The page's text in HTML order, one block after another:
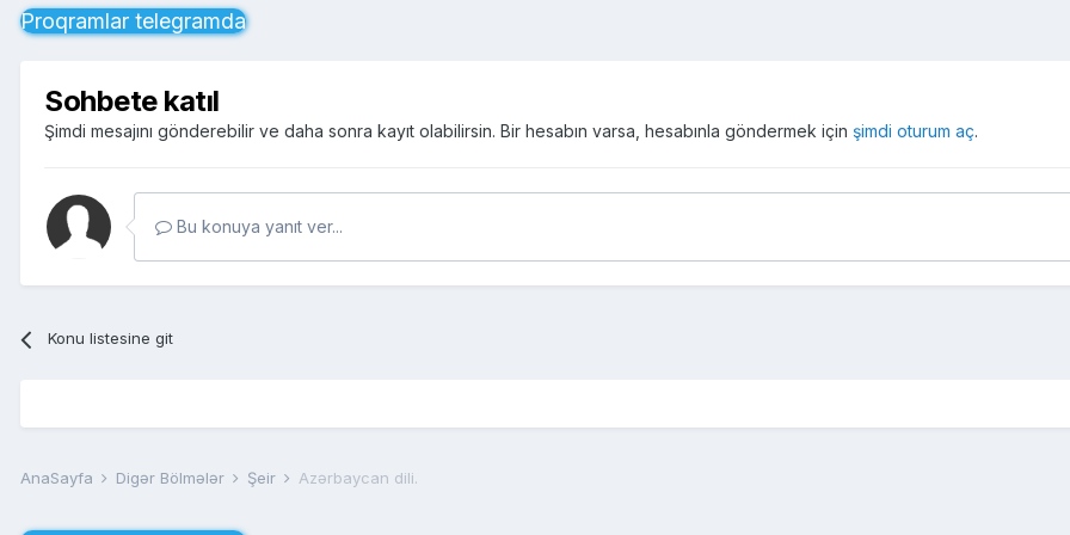
Proqramlar telegramda
Sohbete katıl
Şimdi mesajını gönderebilir ve daha sonra kayıt olabilirsin. Bir hesabın varsa, hesabınla göndermek için şimdi oturum aç.
Bu konuya yanıt ver...
Konu listesine git
AnaSayfa Digər Bölmələr Şeir Azərbaycan dili.